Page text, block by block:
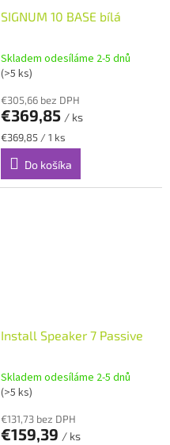
SIGNUM 10 BASE bílá
Skladem odesíláme 2-5 dnů
(>5 ks)
€305,66 bez DPH
€369,85 / ks
Jednotková
cena:
€369,85 / 1 ks
Do košíka
Install Speaker 7 Passive
Skladem odesíláme 2-5 dnů
(>5 ks)
€131,73 bez DPH
€159,39 / ks